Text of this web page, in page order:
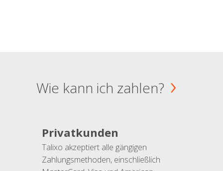
Wie kann ich zahlen?
Privatkunden
Talixo akzeptiert alle gängigen
Zahlungsmethoden, einschließlich